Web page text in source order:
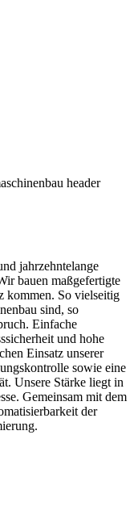
jahrzehntelange
bauen maßgefertigte
kommen. So vielseitig
sind, so
Einfache
und hohe
Einsatz unserer
sowie eine
Unsere Stärke liegt in
Gemeinsam mit dem
der